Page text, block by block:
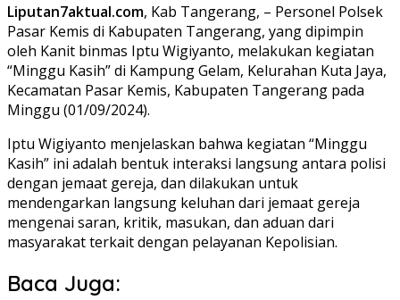
Liputan7aktual.com, Kab Tangerang, – Personel Polsek
Pasar Kemis di Kabupaten Tangerang, yang dipimpin
oleh Kanit binmas Iptu Wigiyanto, melakukan kegiatan
“Minggu Kasih” di Kampung Gelam, Kelurahan Kuta Jaya,
Kecamatan Pasar Kemis, Kabupaten Tangerang pada
Minggu (01/09/2024).
Iptu Wigiyanto menjelaskan bahwa kegiatan “Minggu
Kasih” ini adalah bentuk interaksi langsung antara polisi
dengan jemaat gereja, dan dilakukan untuk
mendengarkan langsung keluhan dari jemaat gereja
mengenai saran, kritik, masukan, dan aduan dari
masyarakat terkait dengan pelayanan Kepolisian.
Baca Juga: